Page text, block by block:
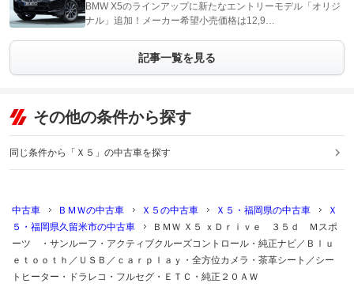
BMW X5のラインアップに新たなエントリーモデル「オリジ
ナル」追加！メーカー希望小売価格は12,9…
記事一覧を見る
その他の条件から探す
同じ条件から「Ｘ５」の中古車を探す
中古車 ＢＭＷの中古車 Ｘ５の中古車 Ｘ５・福岡県の中古車
Ｘ
５・福岡県久留米市の中古車
ＢＭＷ Ｘ５ ｘＤｒｉｖｅ ３５ｄ Ｍスポ
ーツ ・サンルーフ・アクティブクルーズコントロール・純正ナビ／Ｂｌｕ
ｅｔｏｏｔｈ／ＵＳＢ／ｃａｒｐｌａｙ・全方位カメラ・茶革シート／シー
トヒーター・ドラレコ・フルセグ・ＥＴＣ・純正２０ＡＷ